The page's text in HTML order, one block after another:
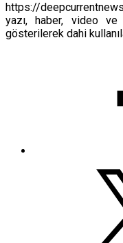
https://
yazı, haber, video ve
gösterilerek dahi